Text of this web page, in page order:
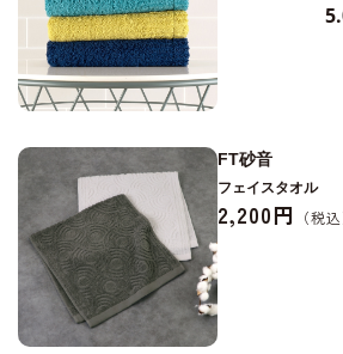
FT砂音
フェイスタオル
2,200円